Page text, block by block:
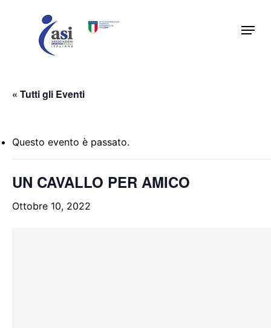
Menu
« Tutti gli Eventi
Questo evento è passato.
UN CAVALLO PER AMICO
Ottobre 10, 2022